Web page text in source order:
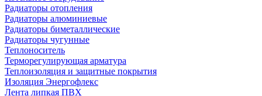
Радиаторы отопления
Радиаторы алюминиевые
Радиаторы биметаллические
Радиаторы чугунные
Теплоноситель
Терморегулирующая арматура
Теплоизоляция и защитные покрытия
Изоляция Энергофлекс
Лента липкая ПВХ